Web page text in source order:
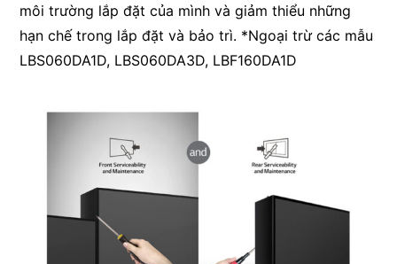
môi trường lắp đặt của mình và giảm thiểu những
hạn chế trong lắp đặt và bảo trì. *Ngoại trừ các mẫu
LBS060DA1D, LBS060DA3D, LBF160DA1D